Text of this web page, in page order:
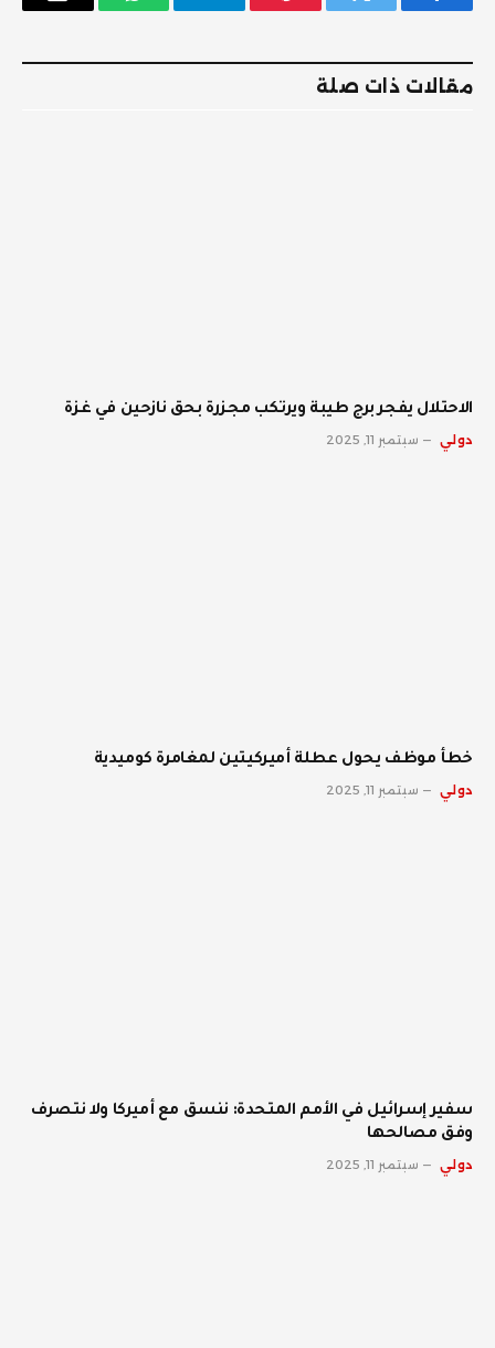
فيسبوك تويتر بينتيريستتيلقرام واتساب
البريد
مقالات ذات صلة
الاحتلال يفجر برج طيبة ويرتكب مجزرة بحق نازحين في غزة
دولي سبتمبر 11, 2025
خطأ موظف يحول عطلة أميركيتين لمغامرة كوميدية
دولي سبتمبر 11, 2025
سفير إسرائيل في الأمم المتحدة: ننسق مع أميركا ولا نتصرف
وفق مصالحها
دولي سبتمبر 11, 2025